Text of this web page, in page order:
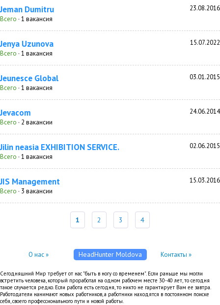
Jeman Dumitru
23.08.2016
Всего · 1 вакансия
Jenya Uzunova
15.07.2022
Всего · 1 вакансия
Jeunesce Global
03.01.2015
Всего · 1 вакансия
Jevacom
24.06.2014
Всего · 2 вакансии
Jilin neasia EXHIBITION SERVICE.
02.06.2015
Всего · 1 вакансия
JIS Management
15.03.2016
Всего · 3 вакансии
1 2 3 4
О нас » Контакты »
HeadHunter Moldova
Сегодняшний Мир требует от нас "быть в ногу со временем". Если раньше мы могли
встретить человека, который проработал на одном рабочем месте 30-40 лет, то сегодня
такое случается редко. Если работа есть сегодня, то никто не гарантирует Вам ее завтра.
Работодатели нанимают новых работников, а работники находятся в постоянном поиске
себя, своего профессионального пути и новой работы.